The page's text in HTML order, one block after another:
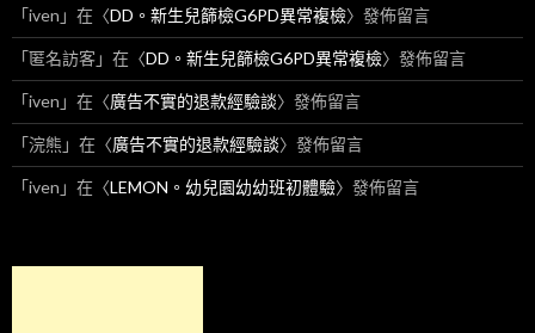
「iven 」在〈DD。新生兒篩檢G6PD異常複檢〉發佈留言
「匿名訪客」在〈DD。新生兒篩檢G6PD異常複檢〉發佈留言
「iven 」在〈廣告不實的退款經驗談〉發佈留言
「浣熊 」在〈廣告不實的退款經驗談〉發佈留言
「iven 」在〈LEMON。幼兒園幼幼班初體驗〉發佈留言